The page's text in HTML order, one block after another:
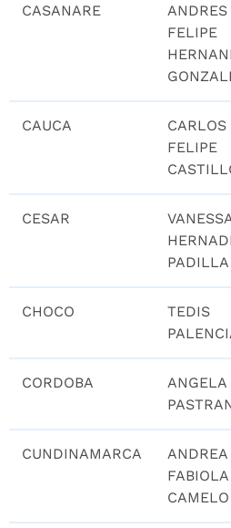
CASANARE
ANDRES
FELIPE
CAUCA
CARLOS
FELIPE
CESAR
PADILLA
CHOCO
TEDIS
CORDOBA
ANGELA
CUNDINAMARCA
ANDREA
FABIOLA
CAMELO